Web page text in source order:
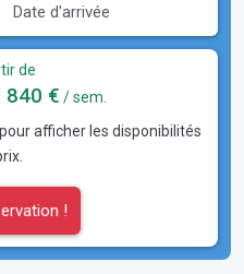
de
840 € / sem.
afficher les disponibilités
!